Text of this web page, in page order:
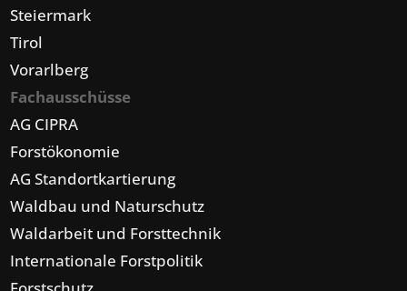
Steiermark
Tirol
Vorarlberg
Fachausschüsse
AG CIPRA
Forstökonomie
AG Standortkartierung
Waldbau und Naturschutz
Waldarbeit und Forsttechnik
Internationale Forstpolitik